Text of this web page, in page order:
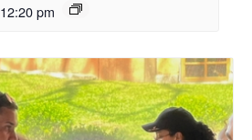
12:20 pm